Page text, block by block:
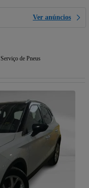
Ver anúncios
Serviço de Pneus